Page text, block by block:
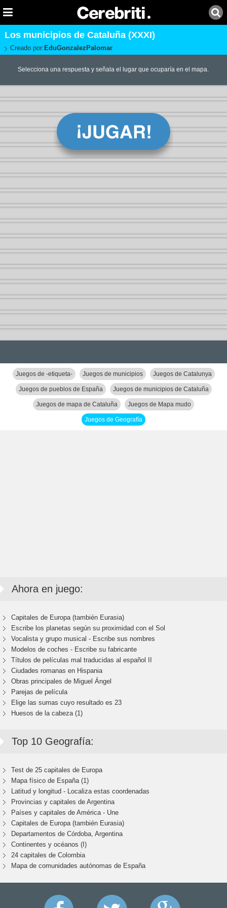
Los municipios de Cataluña (XXXI)
Creado por: EduGonzalezPalomar
Selecciona una respuesta y señala el lugar que ocuparía en el mapa.
Juegos de -etiqueta- Juegos de municipios Juegos de Catalunya
Juegos de pueblos de España Juegos de municipios de Cataluña
Juegos de mapa de Cataluña Juegos de Mapa mudo
Juegos de Geografía
Ahora en juego:
Capitales de Europa (también Eurasia)
Escribe los planetas según su proximidad con el Sol
Vocalista y grupo musical - Escribe sus nombres
Modelos de coches - Escribe su fabricante
Títulos de películas mal traducidas al español II
Ciudades romanas en Hispania
Obras principales de Miguel Ángel
Parejas de película
Elige las sumas cuyo resultado es 23
Huesos de la cabeza (1)
Top 10 Geografía:
Test de 25 capitales de Europa
Mapa físico de España (1)
Latitud y longitud - Localiza estas coordenadas
Provincias y capitales de Argentina
Países y capitales de América - Une
Capitales de Europa (también Eurasia)
Departamentos de Córdoba, Argentina
Continentes y océanos (I)
24 capitales de Colombia
Mapa de comunidades autónomas de España